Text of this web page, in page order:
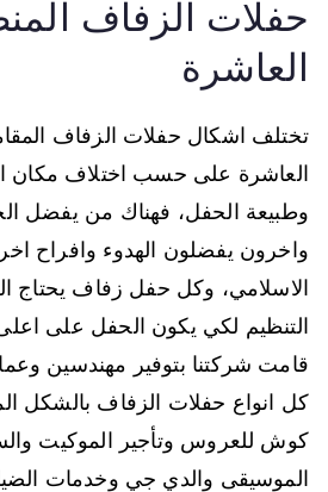
حفلات الزفاف
العاشرة
تختلف اشكال حفلات الزفاف
العاشرة على حسب اختلاف مكان
وطبيعة الحفل، فهناك من يفضل
واخرون يفضلون الهدوء وافراح
الاسلامي، وكل حفل زفاف
التنظيم لكي يكون الحفل على
قامت شركتنا بتوفير مهندسين
كل انواع حفلات الزفاف بالشكل
كوش للعروس وتأجير الموكيت
الموسيقى والدي جي وخدمات